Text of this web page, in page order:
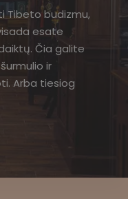
Tibeto budizmu,
esate
Čia galite
ir
Arba tiesiog